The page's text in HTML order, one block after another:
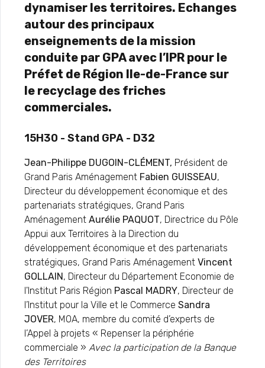
dynamiser les territoires. Echanges
autour des principaux
enseignements de la mission
conduite par GPA avec l’IPR pour le
Préfet de Région Ile-de-France sur
le recyclage des friches
commerciales.
15H30 - Stand GPA - D32
Jean-Philippe DUGOIN-CLÉMENT, Président de
Grand Paris Aménagement Fabien GUISSEAU,
Directeur du développement économique et des
partenariats stratégiques, Grand Paris
Aménagement Aurélie PAQUOT, Directrice du Pôle
Appui aux Territoires à la Direction du
développement économique et des partenariats
stratégiques, Grand Paris Aménagement Vincent
GOLLAIN, Directeur du Département Economie de
l'Institut Paris Région Pascal MADRY, Directeur de
l’Institut pour la Ville et le Commerce Sandra
JOVER, MOA, membre du comité d’experts de
l’Appel à projets « Repenser la périphérie
commerciale » Avec la participation de la Banque
des Territoires